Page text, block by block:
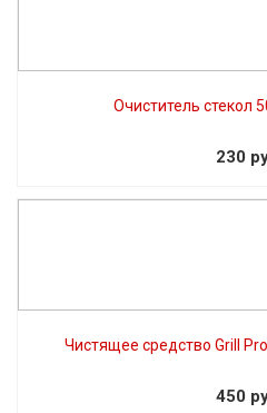
Очиститель стекол
230
Чистящее средство Grill
450